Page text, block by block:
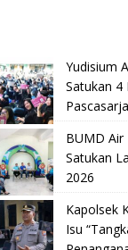
Yudisium
Satukan 4
BUMD Air
Satukan
2026
Kapolsek
Isu